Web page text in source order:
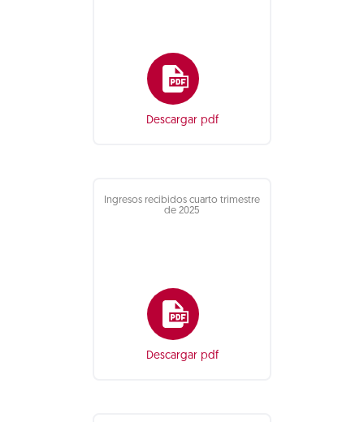
Descargar pdf
Ingresos recibidos cuarto trimestre
de 2025
Descargar pdf